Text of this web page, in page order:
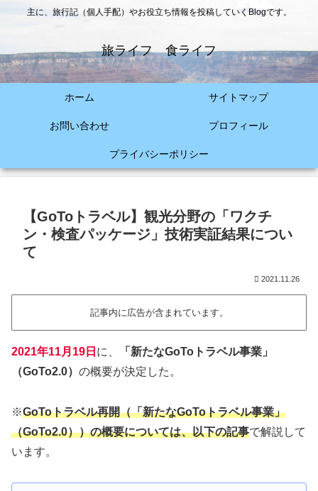
主に、旅行記（個人手配）やお役立ち情報を投稿していくBlogです。
旅ライフ 食ライフ
ホーム サイトマップ
お問い合わせ プロフィール
プライバシーポリシー
【GoToトラベル】観光分野の「ワクチ
ン・検査パッケージ」技術実証結果につい
て
2021.11.26
記事内に広告が含まれています。
2021年11月19日 に、
「新たなGoToトラベル事業」
（GoTo2.0） の概要が決定した。
※GoToトラベル再開（「新たなGoToトラベル事業」
（GoTo2.0））の概要については、以下の記事で解説して
います。